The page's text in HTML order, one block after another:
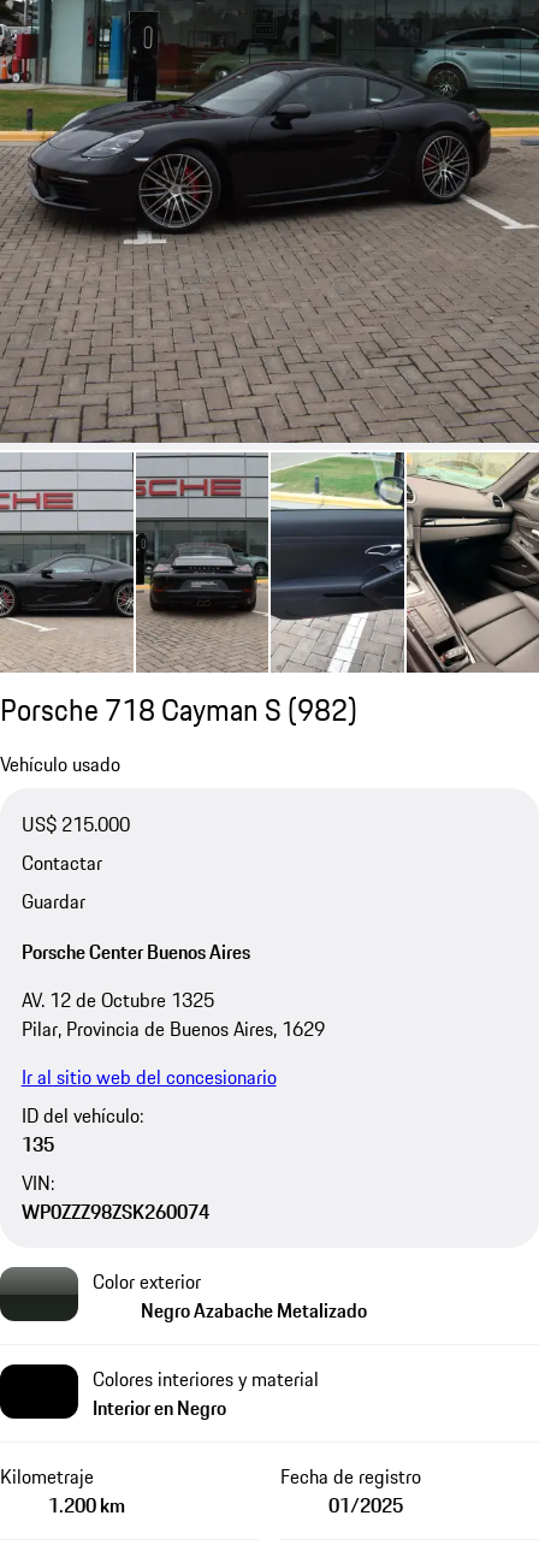
Porsche 718 Cayman S(982)
Vehículo usado
US$ 215.000
Contactar
Guardar
Porsche Center Buenos Aires
AV. 12 de Octubre 1325
Pilar, Provincia de Buenos Aires, 1629
Ir al sitio web del concesionario
ID del vehículo:
135
VIN:
WP0ZZZ98ZSK260074
Color exterior
Negro Azabache Metalizado
Colores interiores y material
Interior en Negro
Kilometraje
1.200 km
Fecha de registro
01/2025